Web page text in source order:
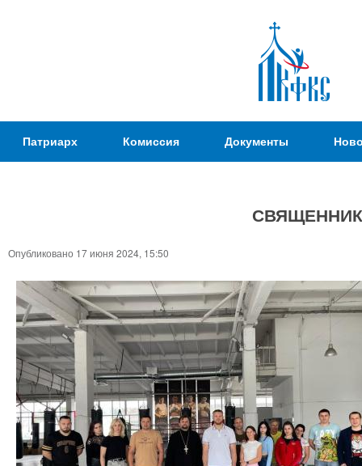
Патриаршая
Комиссия
культуры и
спорта
Патриарх Комиссия Документы
Вы
Опубликовано 17 июня 2024, 15:50